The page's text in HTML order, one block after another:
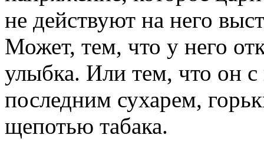
не действуют на него
Может, тем, что у него
улыбка. Или тем, что он с
последним сухарем,
щепотью табака.